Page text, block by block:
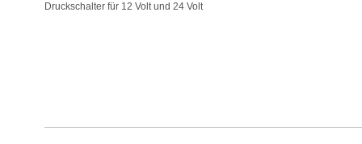
Druckschalter für 12 Volt und 24 Volt